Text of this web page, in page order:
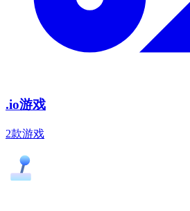
.io游戏
2款游戏